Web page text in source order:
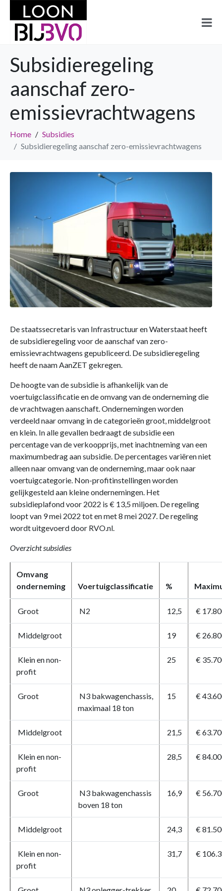
Subsidieregeling
aanschaf zero-
emissievrachtwagens
Home
Subsidies
Subsidieregeling aanschaf zero-emissievrachtwagens
De staatssecretaris van Infrastructuur en Waterstaat heeft
de subsidieregeling voor de aanschaf van zero-
emissievrachtwagens gepubliceerd. De subsidieregeling
heeft de naam AanZET gekregen.
De hoogte van de subsidie is afhankelijk van de
voertuigclassificatie en de omvang van de onderneming die
de vrachtwagen aanschaft. Ondernemingen worden
verdeeld naar omvang in de categorieën groot, middelgroot
en klein. In alle gevallen bedraagt de subsidie een
percentage van de verkoopprijs, met inachtneming van een
maximumbedrag aan subsidie. De percentages variëren niet
alleen naar omvang van de onderneming, maar ook naar
voertuigcategorie. Non-profitinstellingen worden
gelijkgesteld aan kleine ondernemingen. Het
subsidieplafond voor 2022 is € 13,5 miljoen. De regeling
loopt van 9 mei 2022 tot en met 8 mei 2027. De regeling
wordt uitgevoerd door RVO.nl.
Overzicht subsidies
Omvang
onderneming
Voertuigclassificatie %
Groot N2 12,5 €
Middelgroot 19 €
Klein en non-
profit
25 €
Groot
N3 bakwagenchassis,
maximaal 18 ton
15 €
Middelgroot 21,5 €
Klein en non-
profit
28,5 €
Groot
N3 bakwagenchassis
boven 18 ton
16,9 €
Middelgroot 24,3 €
Klein en non-
profit
31,7 €